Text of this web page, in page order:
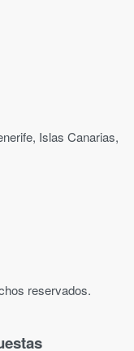
Islas Canarias,
reservados.